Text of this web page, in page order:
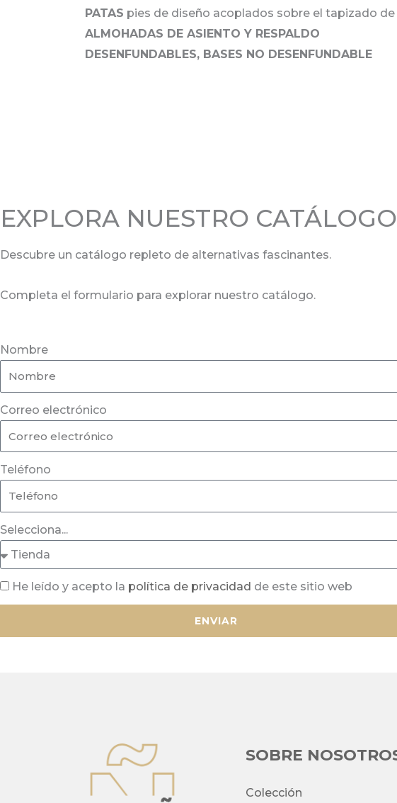
PATAS pies de diseño acoplados sobre el tapizado
ALMOHADAS DE ASIENTO Y RESPALDO
DESENFUNDABLES, BASES NO DESENFUNDABLE
EXPLORA NUESTRO CATÁLOGO
Descubre un catálogo repleto de alternativas fascinantes.
Completa el formulario para explorar nuestro catálogo.
Nombre
Correo electrónico
Teléfono
Selecciona...
He leído y acepto la política de privacidad de este sitio web
ENVIAR
SOBRE
Colección